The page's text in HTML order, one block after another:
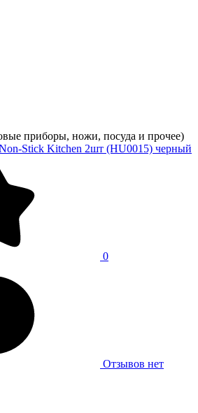
приборы, ножи, посуда и прочее)
Stick Kitchen 2шт (HU0015) черный
0
Отзывов нет